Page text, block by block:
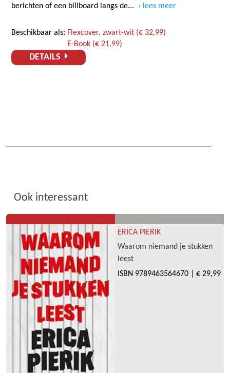
berichten of een billboard langs de... lees meer
Beschikbaar als: Flexcover, zwart-wit (€ 32,99)
E-Book (€ 21,99)
DETAILS
Ook interessant
ERICA PIERIK
Waarom niemand je stukken
leest
ISBN 9789463564670 € 29,99